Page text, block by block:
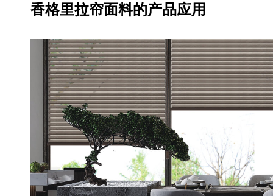
香格里拉帘面料的产品应用